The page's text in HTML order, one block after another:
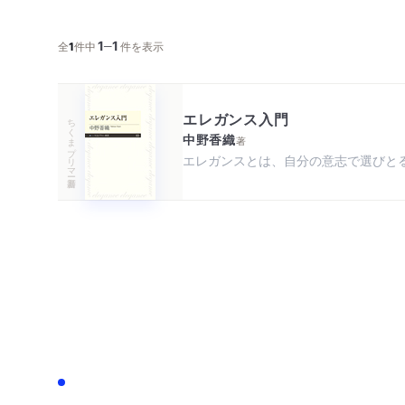
全1件中1─1件を表示
ちくまプリマー新書 エレガンス入門
中野香織著
エレガンスとは、自分の意志で選びと